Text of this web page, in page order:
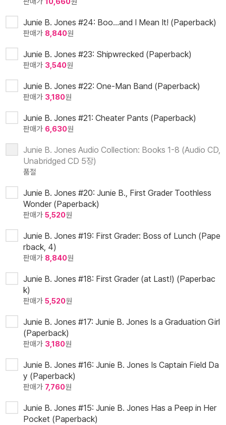
Junie B. Jones #24: Boo...and I Mean It! (Paperback)
판매가 8,840원
Junie B. Jones #23: Shipwrecked (Paperback)
판매가 3,540원
Junie B. Jones #22: One-Man Band (Paperback)
판매가 3,180원
Junie B. Jones #21: Cheater Pants (Paperback)
판매가 6,630원
Junie B. Jones Audio Collection: Books 1-8 (Audio CD,
Unabridged CD 5장)
품절
Junie B. Jones #20: Junie B., First Grader Toothless
Wonder (Paperback)
판매가 5,520원
Junie B. Jones #19: First Grader: Boss of Lunch (Pape
rback, 4)
판매가 8,840원
Junie B. Jones #18: First Grader (at Last!) (Paperbac
k)
판매가 5,520원
Junie B. Jones #17: Junie B. Jones Is a Graduation Girl
(Paperback)
판매가 3,180원
Junie B. Jones #16: Junie B. Jones Is Captain Field Da
y (Paperback)
판매가 7,760원
Junie B. Jones #15: Junie B. Jones Has a Peep in Her
Pocket (Paperback)